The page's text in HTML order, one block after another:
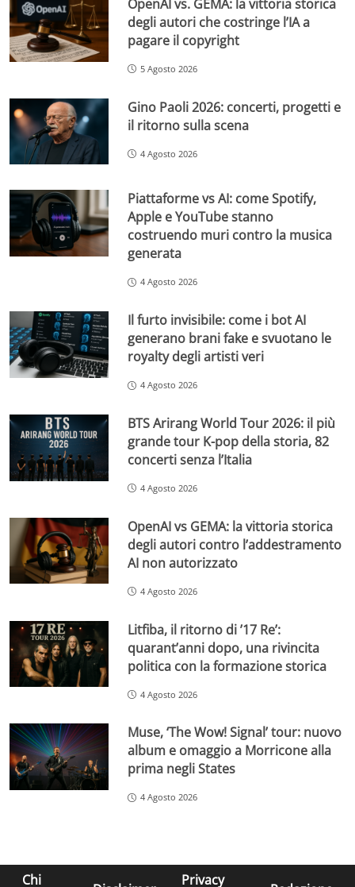
OpenAI vs. GEMA: la vittoria storica
degli autori che costringe l’IA a
pagare il copyright
5 Agosto 2026
Gino Paoli 2026: concerti, progetti e
il ritorno sulla scena
4 Agosto 2026
Piattaforme vs AI: come Spotify,
Apple e YouTube stanno
costruendo muri contro la musica
generata
4 Agosto 2026
Il furto invisibile: come i bot AI
generano brani fake e svuotano le
royalty degli artisti veri
4 Agosto 2026
BTS Arirang World Tour 2026: il più
grande tour K-pop della storia, 82
concerti senza l’Italia
4 Agosto 2026
OpenAI vs GEMA: la vittoria storica
degli autori contro l’addestramento
AI non autorizzato
4 Agosto 2026
Litfiba, il ritorno di ’17 Re’:
quarant’anni dopo, una rivincita
politica con la formazione storica
4 Agosto 2026
Muse, ‘The Wow! Signal’ tour: nuovo
album e omaggio a Morricone alla
prima negli States
4 Agosto 2026
Chi Privacy